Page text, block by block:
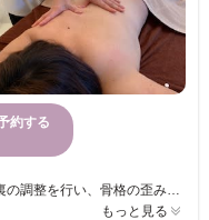
約する
もっと見る